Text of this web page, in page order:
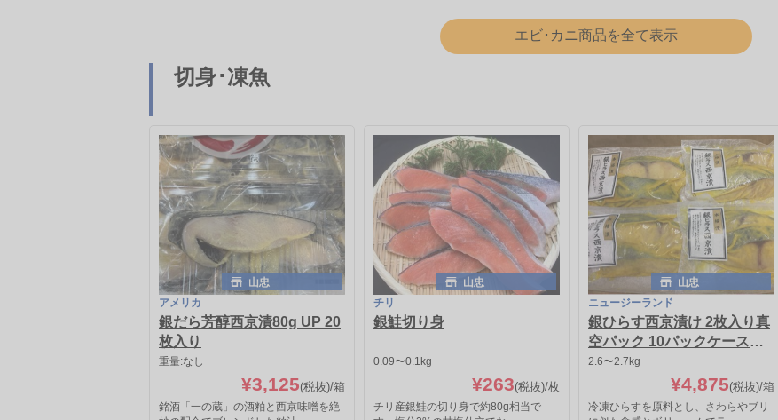
エビ･カニ商品を全て表示
切身･凍魚
山忠
アメリカ
銀だら芳醇西京漬80g UP 20
枚入り
重量:なし
¥3,125(税抜)/箱
銘酒「一の蔵」の酒粕と西京味噌を絶
山忠
チリ
銀鮭切り身
0.09〜0.1kg
¥263(税抜)/枚
チリ産銀鮭の切り身で約80g相当で
山忠
ニュージーランド
銀ひらす西京漬け 2枚入り真
空パック 10パックケース売
り
2.6〜2.7kg
¥4,875(税抜)/箱
冷凍ひらすを原料とし、さわらやブリ